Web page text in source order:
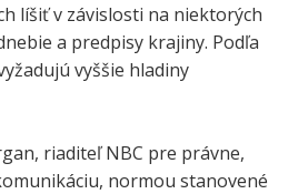
líšiť v závislosti na niektorých
a predpisy krajiny. Podľa
vyššie hladiny
riaditeľ NBC pre právne,
normou stanovené